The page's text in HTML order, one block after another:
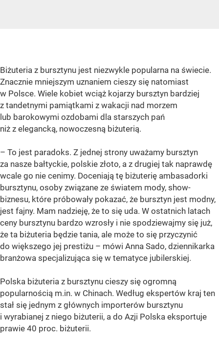
Biżuteria z bursztynu jest niezwykle popularna na świecie.
Znacznie mniejszym uznaniem cieszy się natomiast
w Polsce. Wiele kobiet wciąż kojarzy bursztyn bardziej
z tandetnymi pamiątkami z wakacji nad morzem
lub barokowymi ozdobami dla starszych pań
niż z elegancką, nowoczesną biżuterią.
– To jest paradoks. Z jednej strony uważamy bursztyn
za nasze bałtyckie, polskie złoto, a z drugiej tak naprawdę
wcale go nie cenimy. Doceniają tę biżuterię ambasadorki
bursztynu, osoby związane ze światem mody, show-
biznesu, które próbowały pokazać, że bursztyn jest modny,
jest fajny. Mam nadzieję, że to się uda. W ostatnich latach
ceny bursztynu bardzo wzrosły i nie spodziewajmy się już,
że ta biżuteria będzie tania, ale może to się przyczynić
do większego jej prestiżu – mówi Anna Sado, dziennikarka
branżowa specjalizująca się w tematyce jubilerskiej.
Polska biżuteria z bursztynu cieszy się ogromną
popularnością m.in. w Chinach. Według ekspertów kraj ten
stał się jednym z głównych importerów bursztynu
i wyrabianej z niego biżuterii, a do Azji Polska eksportuje
prawie 40 proc. biżuterii.